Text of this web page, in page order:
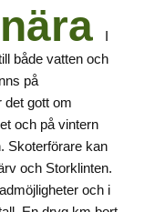
I
både vatten och
på
det gott om
och på vintern
Skoterförare kan
och Storklinten.
och i